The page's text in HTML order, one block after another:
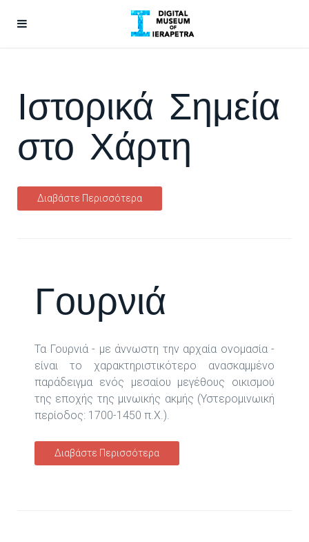
Ιστορικά Σημεία
στο Χάρτη
Διαβάστε Περισσότερα
Γουρνιά
Τα Γουρνιά - με άννωστη την αρχαία ονομασία -
είναι το χαρακτηριστικότερο ανασκαμμένο
παράδειγμα ενός μεσαίου μεγέθους οικισμού
της εποχής της μινωικής ακμής (Υστερομινωική
περίοδος: 1700-1450 π.Χ.).
Διαβάστε Περισσότερα